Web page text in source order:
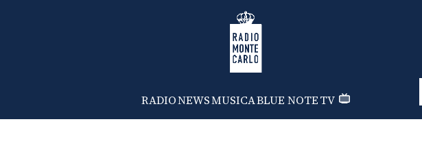
Radio Monte Carlo
RADIONEWSMUSICABLUE NOTETV